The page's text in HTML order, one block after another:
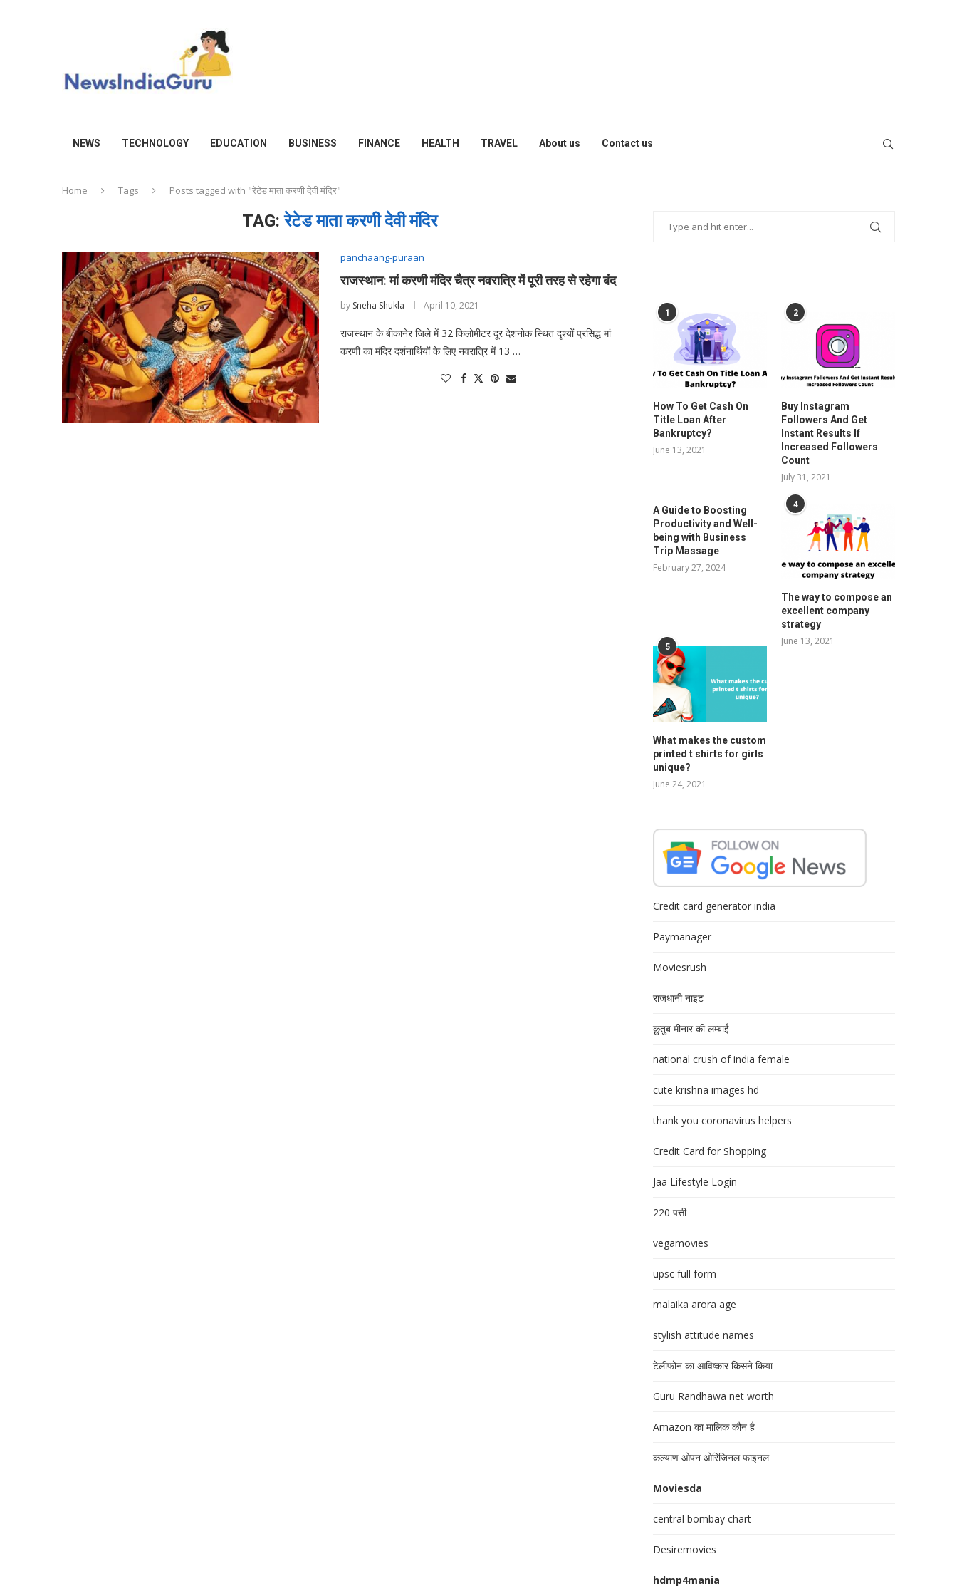
NEWS TECHNOLOGY EDUCATION BUSINESS FINANCE HEALTH TRAVEL About us Contact us
Home Tags Posts tagged with "रेटेड माता करणी देवी मंदिर"
TAG:रेटेड माता करणी देवी मंदिर
panchaang-puraan
राजस्थान: मां करणी मंदिर चैत्र नवरात्रि में पूरी तरह से रहेगा बंद
by Sneha Shukla April 10, 2021
राजस्थान के बीकानेर जिले में 32 किलोमीटर दूर देशनोक स्थित दृश्यों प्रसिद्ध मां
करणी का मंदिर दर्शनार्थियों के लिए नवरात्रि में 13 …
1
How To Get Cash On
Title Loan After
Bankruptcy?
June 13, 2021
2
Buy Instagram
Followers And Get
Instant Results If
Increased Followers
Count
July 31, 2021
A Guide to Boosting
Productivity and Well-
being with Business
Trip Massage
February 27, 2024
4
The way to compose an
excellent company
strategy
June 13, 2021
5
What makes the custom
printed t shirts for girls
unique?
June 24, 2021
Credit card generator india
Paymanager
Moviesrush
राजधानी नाइट
क़ुतुब मीनार की लम्बाई
national crush of india female
cute krishna images hd
thank you coronavirus helpers
Credit Card for Shopping
Jaa Lifestyle Login
220 पत्ती
vegamovies
upsc full form
malaika arora age
stylish attitude names
टेलीफोन का आविष्कार किसने किया
Guru Randhawa net worth
Amazon का मालिक कौन है
कल्याण ओपन ओरिजिनल फाइनल
Moviesda
central bombay chart
Desiremovies
hdmp4mania